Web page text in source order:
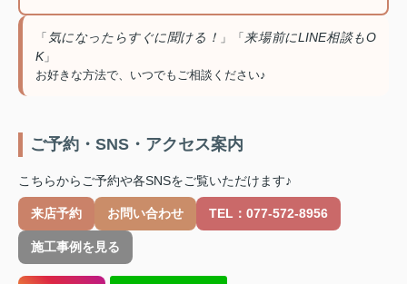
「 気になったらすぐに聞ける！ 」「 来場前にLINE相談もO
K」
お好きな方法で、いつでもご相談ください♪
ご予約・SNS・アクセス案内
こちらからご予約や各SNSをご覧いただけます♪
来店予約 お問い合わせ TEL：077-572-8956
施工事例を見る